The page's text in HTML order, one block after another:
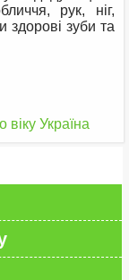
рук, ніг,
здорові зуби та
Україна